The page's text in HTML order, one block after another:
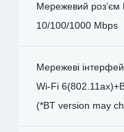
Мережевий роз’єм
10/100/1000 Mbps
Мережеві
Wi-Fi
(*BT version may